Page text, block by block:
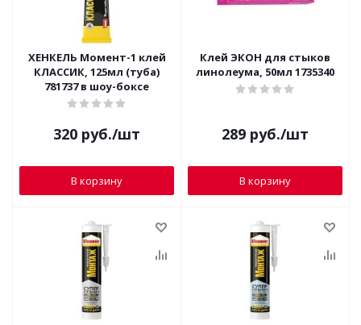
ХЕНКЕЛЬ Момент-1 клей
КЛАССИК, 125мл (туба)
781737 в шоу-боксе
320 руб./шт
В корзину
Клей ЭКОН для стыков
линолеума, 50мл 1735340
289 руб./шт
В корзину